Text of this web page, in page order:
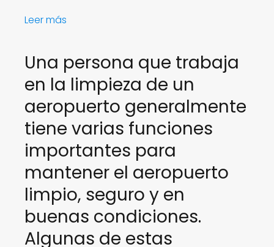
Leer más
Ú
n
t
e
n
u
e
s
t
r
Una persona que trabaja
en la limpieza de un
aeropuerto generalmente
tiene varias funciones
importantes para
mantener el aeropuerto
limpio, seguro y en
buenas condiciones.
Algunas de estas